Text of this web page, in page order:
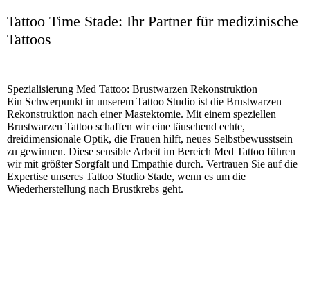
Tattoo Time Stade: Ihr Partner für medizinische
Tattoos
Spezialisierung Med Tattoo: Brustwarzen Rekonstruktion
Ein Schwerpunkt in unserem Tattoo Studio ist die Brustwarzen
Rekonstruktion nach einer Mastektomie. Mit einem speziellen
Brustwarzen Tattoo schaffen wir eine täuschend echte,
dreidimensionale Optik, die Frauen hilft, neues Selbstbewusstsein
zu gewinnen. Diese sensible Arbeit im Bereich Med Tattoo führen
wir mit größter Sorgfalt und Empathie durch. Vertrauen Sie auf die
Expertise unseres Tattoo Studio Stade, wenn es um die
Wiederherstellung nach Brustkrebs geht.